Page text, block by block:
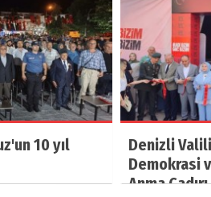
10 yıl
Denizli
Demokrasi
Anma